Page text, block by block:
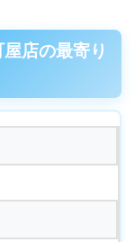
店の最寄り